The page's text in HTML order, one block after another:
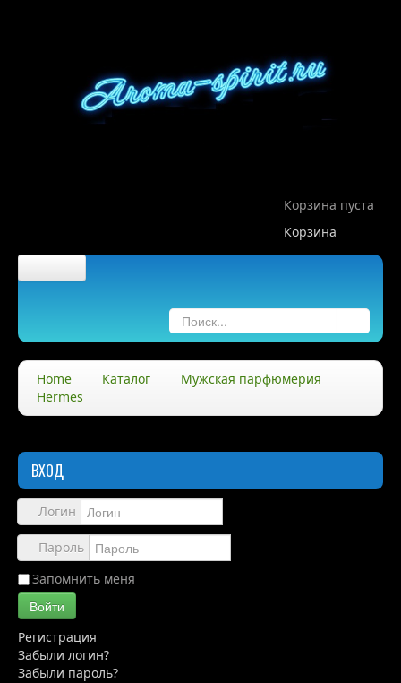
Корзина пуста
Корзина
О нас
Доставка
Обзоры
Каталог
Контакты
Home Каталог
Мужская парфюмерия
Hermes
ВХОД
Логин
Пароль
Запомнить меня
Войти
Регистрация
Забыли логин?
Забыли пароль?